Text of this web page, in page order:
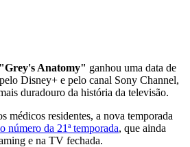
"Grey's Anatomy" ganhou uma data de
Disney+ e pelo canal Sony Channel,
duradouro da história da televisão.
médicos residentes, a nova temporada
número da 21ª temporada, que ainda
e na TV fechada.